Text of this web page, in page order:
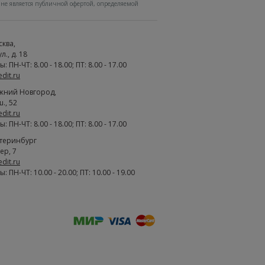
является публичной офертой, определяемой
,
д. 18
ПН-ЧТ: 8.00 - 18.00; ПТ: 8.00 - 17.00
Новгород,
52
ПН-ЧТ: 8.00 - 18.00; ПТ: 8.00 - 17.00
7
ПН-ЧТ: 10.00 - 20.00; ПТ: 10.00 - 19.00